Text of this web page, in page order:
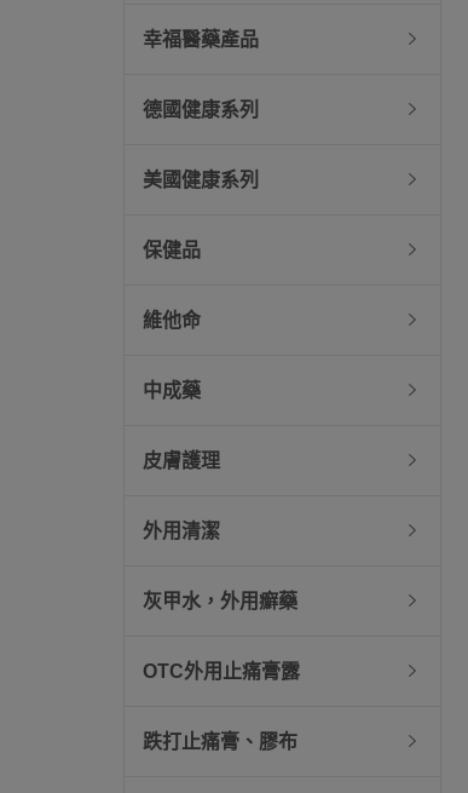
幸福醫藥產品
德國健康系列
美國健康系列
保健品
維他命
中成藥
皮膚護理
外用清潔
灰甲水，外用癬藥
OTC外用止痛膏露
跌打止痛膏、膠布